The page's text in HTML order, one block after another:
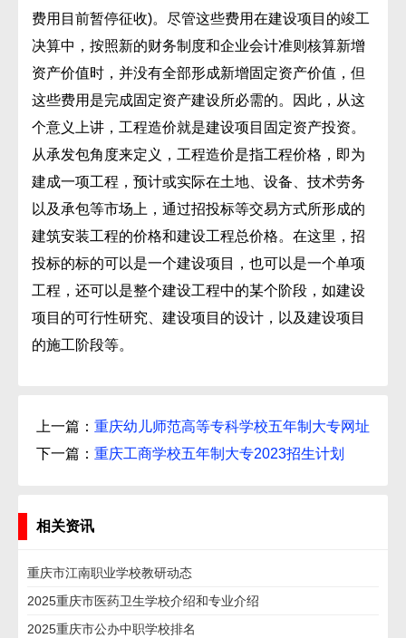
费用目前暂停征收)。尽管这些费用在建设项目的竣工
决算中，按照新的财务制度和企业会计准则核算新增
资产价值时，并没有全部形成新增固定资产价值，但
这些费用是完成固定资产建设所必需的。因此，从这
个意义上讲，工程造价就是建设项目固定资产投资。
从承发包角度来定义，工程造价是指工程价格，即为
建成一项工程，预计或实际在土地、设备、技术劳务
以及承包等市场上，通过招投标等交易方式所形成的
建筑安装工程的价格和建设工程总价格。在这里，招
投标的标的可以是一个建设项目，也可以是一个单项
工程，还可以是整个建设工程中的某个阶段，如建设
项目的可行性研究、建设项目的设计，以及建设项目
的施工阶段等。
上一篇： 重庆幼儿师范高等专科学校五年制大专网址
下一篇： 重庆工商学校五年制大专2023招生计划
相关资讯
重庆市江南职业学校教研动态
2025重庆市医药卫生学校介绍和专业介绍
2025重庆市公办中职学校排名